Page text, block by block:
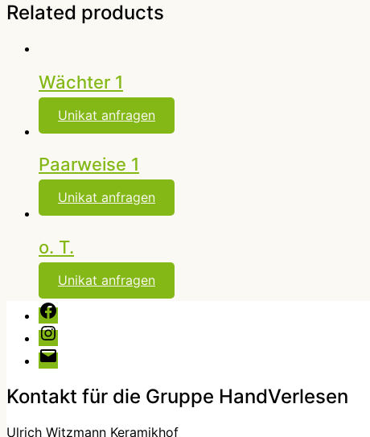
Related products
Wächter 1
Unikat anfragen
Paarweise 1
Unikat anfragen
o. T.
Unikat anfragen
Facebook
Instagram
E-
Mail
Kontakt für die Gruppe HandVerlesen
Ulrich Witzmann Keramikhof